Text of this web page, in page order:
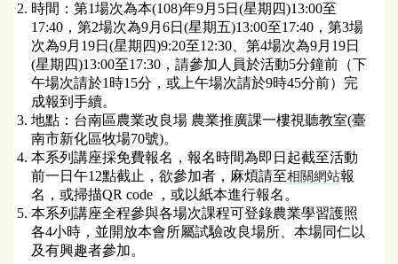
時間：第1場次為本(108)年9月5日(星期四)13:00至
17:40，第2場次為9月6日(星期五)13:00至17:40，第3場
次為9月19日(星期四)9:20至12:30、第4場次為9月19日
(星期四)13:00至17:30，請參加人員於活動5分鐘前（下
午場次請於1時15分，或上午場次請於9時45分前）完
成報到手續。
地點：台南區農業改良場 農業推廣課一樓視聽教室(臺
南市新化區牧場70號)。
本系列講座採免費報名，報名時間為即日起截至活動
前一日午12點截止，欲參加者，麻煩請至相關網站報
名，或掃描QR code ，或以紙本進行報名。
本系列講座全程參與各場次課程可登錄農業學習護照
各4小時，並開放本會所屬試驗改良場所、本場同仁以
及有興趣者參加。